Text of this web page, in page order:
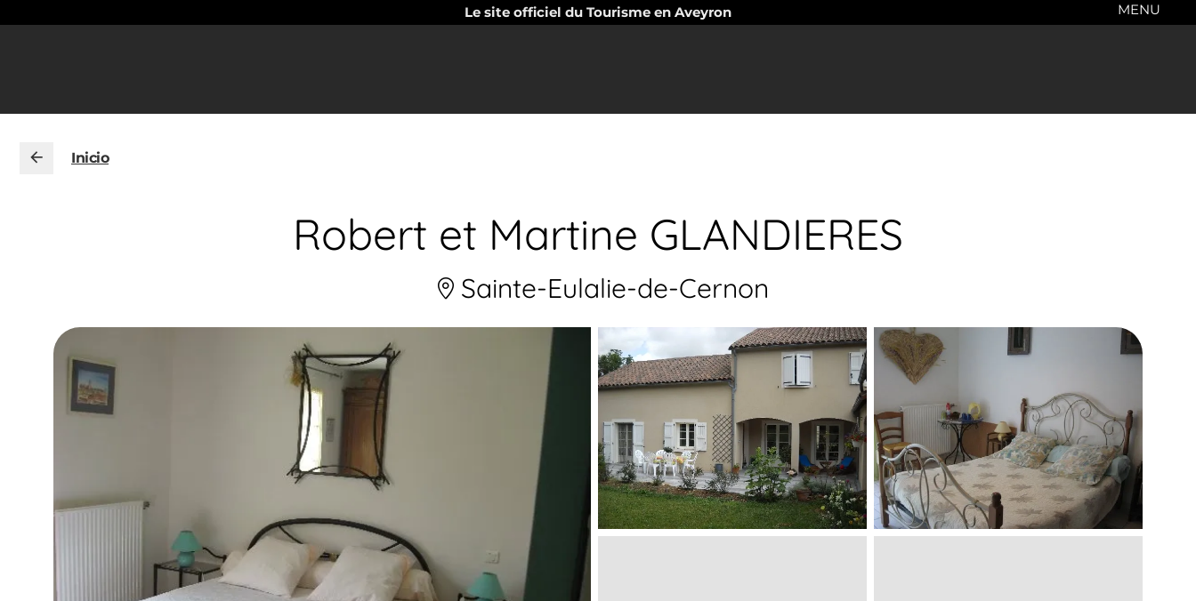
Le site officiel du Tourisme en Aveyron MENU
Inicio
Robert et Martine GLANDIERES
Sainte-Eulalie-de-Cernon